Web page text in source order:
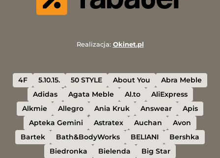
Realizacja: Okinet.pl
4F 5.10.15. 50 STYLE About You
Abra Meble
Adidas
Agata Meble Al.to
AliExpress
Alkmie
Allegro Ania Kruk Answear
Apis
Apteka Gemini
Astratex Auchan
Avon
Bartek
Bath&BodyWorks BELIANI
Bershka
Biedronka
Bielenda Big Star